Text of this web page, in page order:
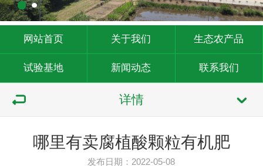
网站首页 关于我们 生态农产品
试验基地 新闻动态 联系我们
详情
哪里有卖腐植酸颗粒有机肥
发布日期：2022-05-08